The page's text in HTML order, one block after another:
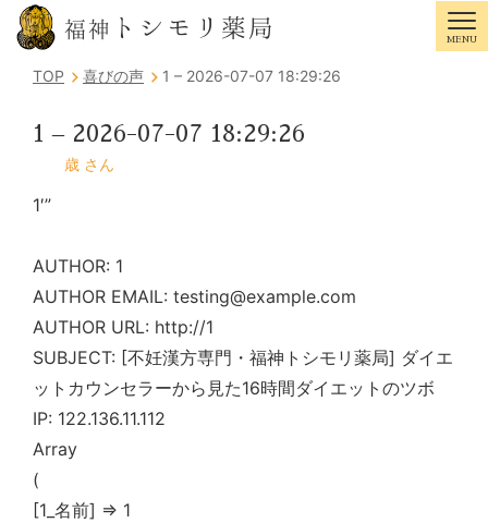
福神 トシモリ薬局 MENU
TOP
喜びの声 1 – 2026-07-07 18:29:26
1 – 2026-07-07 18:29:26
歳 さん
1′”
AUTHOR: 1
AUTHOR EMAIL: testing@example.com
AUTHOR URL: http://1
SUBJECT: [不妊漢方専門・福神トシモリ薬局] ダイエ
ットカウンセラーから見た16時間ダイエットのツボ
IP: 122.136.11.112
Array
(
[1_名前] => 1